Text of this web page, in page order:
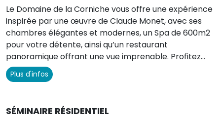
Le Domaine de la Corniche vous offre une expérience
inspirée par une œuvre de Claude Monet, avec ses
chambres élégantes et modernes, un Spa de 600m2
pour votre détente, ainsi qu’un restaurant
panoramique offrant une vue imprenable. Profitez
également de notre piscine qui surplombe les
courbes de la Seine.
Plus d'infos
SÉMINAIRE RÉSIDENTIEL